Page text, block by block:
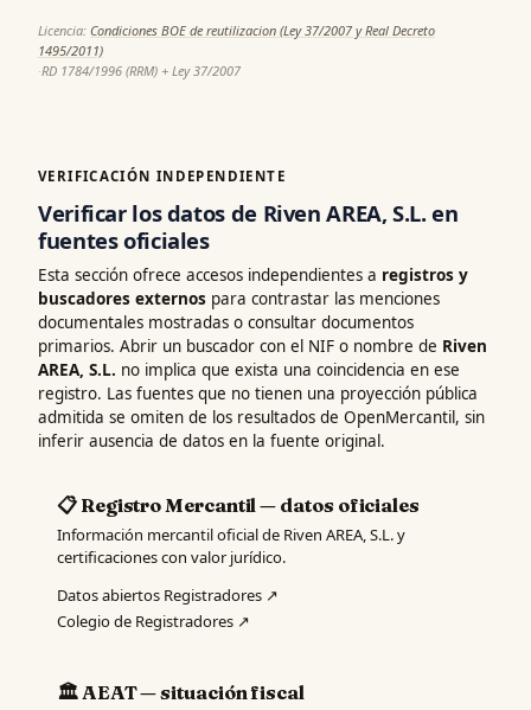
Licencia: Condiciones BOE de reutilizacion (Ley 37/2007 y Real Decreto
1495/2011)
·RD 1784/1996 (RRM) + Ley 37/2007
VERIFICACIÓN INDEPENDIENTE
Verificar los datos de Riven AREA, S.L. en
fuentes oficiales
Esta sección ofrece accesos independientes a registros y
buscadores externos para contrastar las menciones
documentales mostradas o consultar documentos
primarios. Abrir un buscador con el NIF o nombre de Riven
AREA, S.L. no implica que exista una coincidencia en ese
registro. Las fuentes que no tienen una proyección pública
admitida se omiten de los resultados de OpenMercantil, sin
inferir ausencia de datos en la fuente original.
📋 Registro Mercantil — datos oficiales
Información mercantil oficial de Riven AREA, S.L. y
certificaciones con valor jurídico.
Datos abiertos Registradores ↗
Colegio de Registradores ↗
🏛️ AEAT — situación fiscal